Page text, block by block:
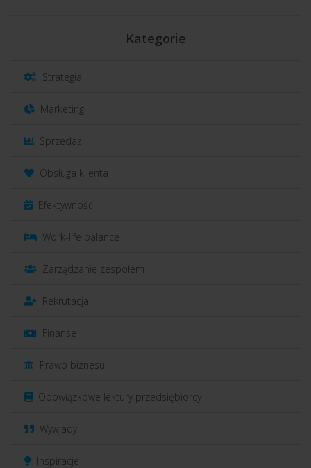
Kategorie
Strategia
Marketing
Sprzedaż
Obsługa klienta
Efektywność
Work-life balance
Zarządzanie zespołem
Rekrutacja
Finanse
Prawo biznesu
Obowiązkowe lektury przedsiębiorcy
Wywiady
Inspiracje